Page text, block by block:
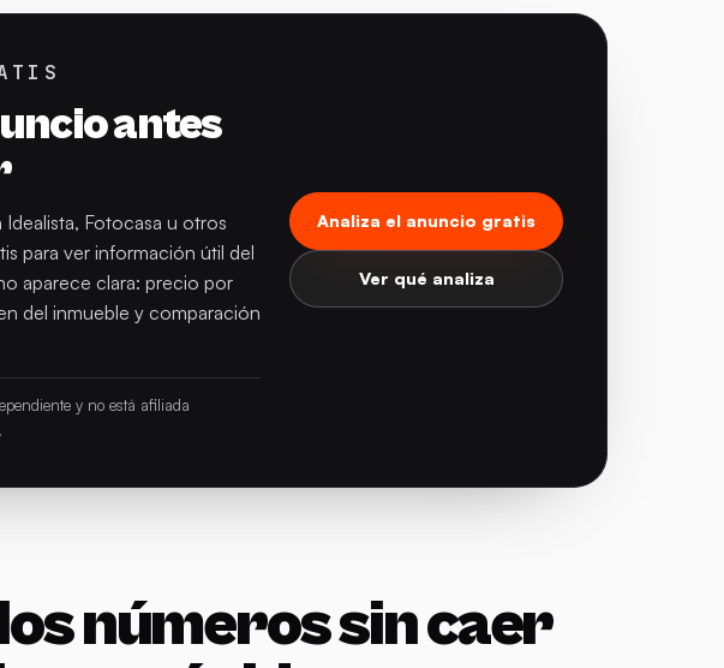
antes
Fotocasa u otros
para ver información útil del
aparece clara: precio por
del inmueble y comparación
y no está afiliada
Analiza el anuncio gratis
Ver qué analiza
números sin caer